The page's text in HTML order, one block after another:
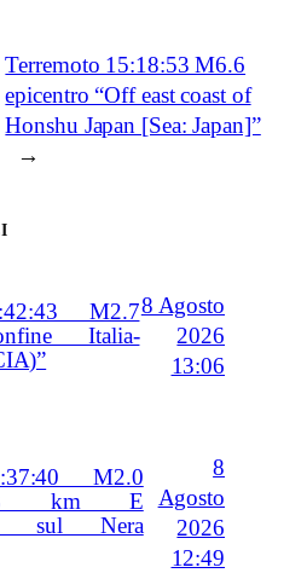
Terremoto 15:18:53 M6.6
epicentro “Off east coast of
Honshu Japan [Sea: Japan]”
→
M2.7
Italia-
8 Agosto
2026
13:06
M2.0
“3 km E
sul Nera
8
Agosto
2026
12:49